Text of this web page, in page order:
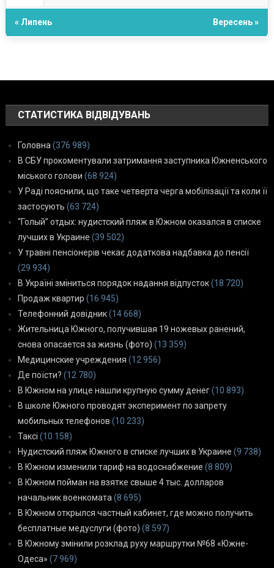
« Липень Вересень »
СТАТИСТИКА ВІДВІДУВАНЬ
Головна (376 989)
В СБУ прокоментували затримання заступника Южненського
міського голови (68 924)
У Раді пояснили, що таке четверта черга мобілізації та коли її
застосують (63 724)
“Голый” отдых: нудистский пляж в Южном оказался в списке
лучших в Украине (39 502)
У травні пенсіонерів чекає додаткова надбавка до пенсії
(29 934)
В Україні зміниться порядок надання відпусток(18 720)
Продаж квартир (16 945)
Телефонний довідник(14 668)
Жительница Южного, получившая 19 ножевых ранений,
снова опасается за жизнь (фото) (13 359)
Медицинские учреждения (12 956)
Де поїсти? (12 780)
В Южном на улице нашли крупную сумму денег(10 893)
В школе Южного проводят эксперимент по запрету
мобильных телефонов (10 233)
Таксі (10 158)
Нудистский пляж Южного в списке лучших в Украине (9 738)
В Южном изменили тариф на водоснабжение (8 809)
В Южном пойман на взятке свыше 4 тыс. долларов
начальник военкомата (8 695)
В Южном открылся частный кабинет, где можно получить
бесплатные медуслуги (фото) (8 597)
В Южному змінили розклад руху маршрутки №68 «Южне-
Одеса» (7 969)